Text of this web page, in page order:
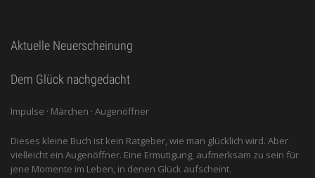
Aktuelle Neuerscheinung
Dem Glück nachgedacht
Impulse · Märchen · Augenöffner
Dieses kleine Buch ist kein Ratgeber, wie man glücklich wird. Aber
vielleicht ein Augenöffner. Eine Ermutigung, aufmerksam zu sein für
jene Momente im Leben, in denen Glück aufscheint.